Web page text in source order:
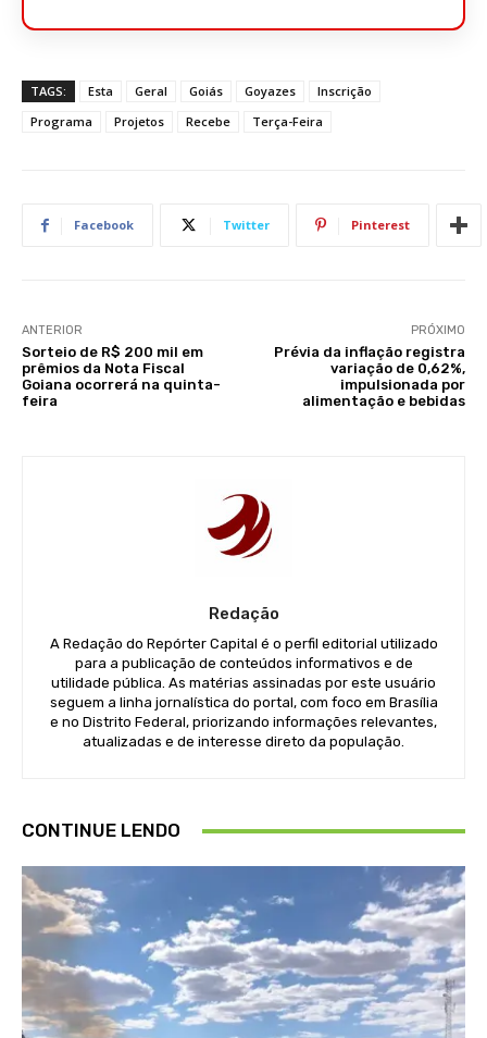
TAGS: Esta Geral Goiás Goyazes
Inscrição
Programa
Projetos Recebe Terça-Feira
Facebook Twitter Pinterest
ANTERIOR
Sorteio de R$ 200 mil em
prêmios da Nota Fiscal
Goiana ocorrerá na quinta-
feira
PRÓXIMO
Prévia da inflação registra
variação de 0,62%,
impulsionada por
alimentação e bebidas
Redação
A Redação do Repórter Capital é o perfil editorial utilizado
para a publicação de conteúdos informativos e de
utilidade pública. As matérias assinadas por este usuário
seguem a linha jornalística do portal, com foco em Brasília
e no Distrito Federal, priorizando informações relevantes,
atualizadas e de interesse direto da população.
CONTINUE LENDO